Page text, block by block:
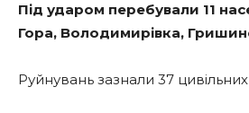
Під ударом перебували 11
Гора, Володимирівка,
Руйнувань зазнали 37